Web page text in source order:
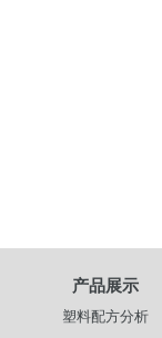
产品展示
塑料配方分析